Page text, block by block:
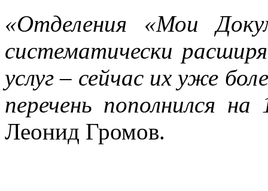
«Отделения «Мои
систематически
услуг – сейчас их уже
перечень пополнился на
Леонид Громов.